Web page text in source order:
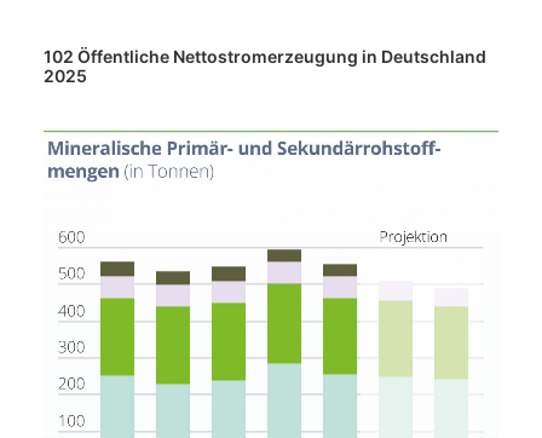
102 Öffentliche Nettostromerzeugung in Deutschland
2025